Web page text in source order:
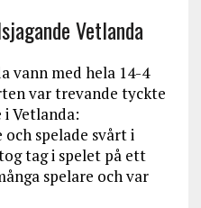
Vetlanda
vann med hela 14-4
var trevande tyckte
i Vetlanda:
spelade svårt i
tag i spelet på ett
spelare och var